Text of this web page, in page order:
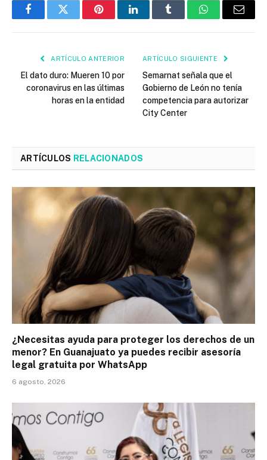
FacebookTwitter PinterestLinkedInTumblr WhatsAppEmail
ARTÍCULO ANTERIOR
El dato duro: Mueren 10 por
coronavirus en las últimas
horas en la entidad
ARTÍCULO SIGUIENTE
Semarnat señala que el
Gobierno de León no tenía
competencia para autorizar
City Center
ARTÍCULOS RELACIONADOS
¿Necesitas ayuda para proteger los derechos de un
menor? En Guanajuato ya puedes recibir asesoría
legal gratuita por WhatsApp
6 agosto, 2026